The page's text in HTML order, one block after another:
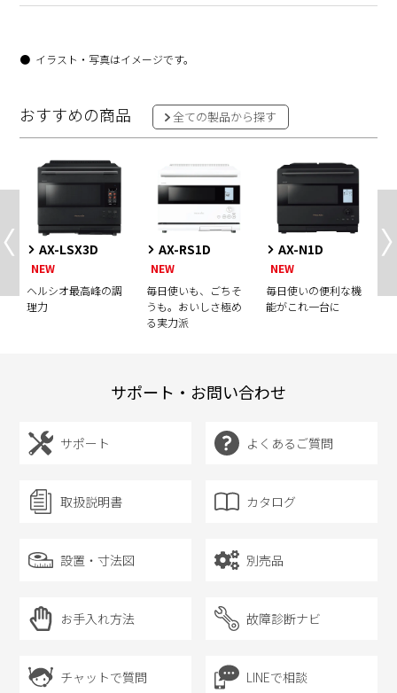
イラスト・写真はイメージです。
おすすめの商品 全ての製品から探す
AX-LSX3D
NEW
ヘルシオ最高峰の調
理力
AX-RS1D
NEW
毎日使いも、ごちそ
うも。おいしさ極め
る実力派
AX-N1D
NEW
毎日使いの便利な機
能がこれ一台に
サポート・お問い合わせ
サポート よくあるご質問
取扱説明書 カタログ
設置・寸法図 別売品
お手入れ方法 故障診断ナビ
チャットで質問 LINEで相談